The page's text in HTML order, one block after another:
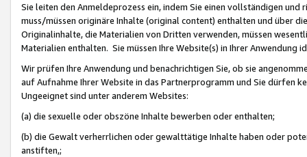
Sie leiten den Anmeldeprozess ein, indem Sie einen vollständigen
muss/müssen originäre Inhalte (original content) enthalten und über
Originalinhalte, die Materialien von Dritten verwenden, müssen
Materialien enthalten. Sie müssen Ihre Website(s) in Ihrer Anwendung
Wir prüfen Ihre Anwendung und benachrichtigen Sie, ob sie
auf Aufnahme Ihrer Website in das Partnerprogramm und Sie dürfen
Ungeeignet sind unter anderem Websites:
(a) die sexuelle oder obszöne Inhalte bewerben oder enthalten;
(b) die Gewalt verherrlichen oder gewalttätige Inhalte haben oder
anstiften,;